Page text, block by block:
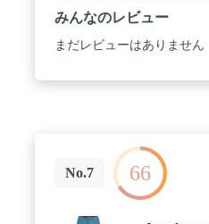
みんなのレビュー
まだレビューはありません
No.7 66